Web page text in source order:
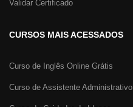
Validar Certificado
CURSOS MAIS ACESSADOS
Curso de Inglês Online Grátis
Curso de Assistente Administrativo